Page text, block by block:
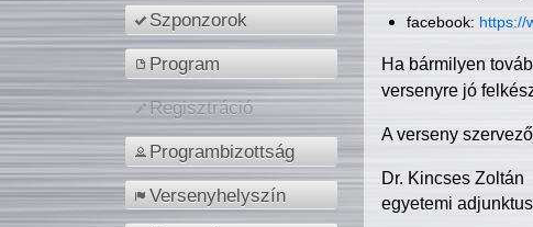
Szponzorok
Program
Regisztráció
Programbizottság
Versenyhelyszín
facebook: https://
Ha bármilyen
versenyre jó
A verseny
Dr. Kincses Zoltán
egyetemi adjunktus